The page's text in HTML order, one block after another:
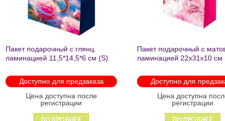
Пакет подарочный с глянц.
ламинацией 11,5*14,5*6 см (S)
Доступно для предзаказа
Цена доступна после
регистрации
Пакет подарочный с
ламинацией 22х31х10 см
Доступно для
Цена доступна
регистрации